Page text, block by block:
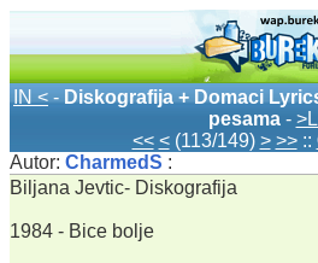
IN < - Diskografija + Domaci
pesama-
<< < (113/149) > >> ::
Autor: CharmedS :
Biljana Jevtic- Diskografija
1984 - Bice bolje